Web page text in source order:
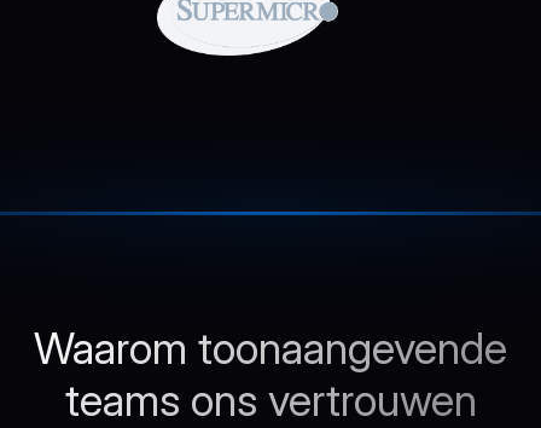
Waarom toonaangevende
teams ons vertrouwen